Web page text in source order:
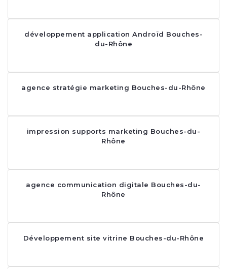
développement application Androïd Bouches-
du-Rhône
agence stratégie marketing Bouches-du-Rhône
impression supports marketing Bouches-du-
Rhône
agence communication digitale Bouches-du-
Rhône
Développement site vitrine Bouches-du-Rhône